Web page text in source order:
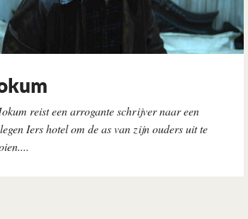
reist een arrogante schrijver naar een
Iers hotel om de as van zijn ouders uit te